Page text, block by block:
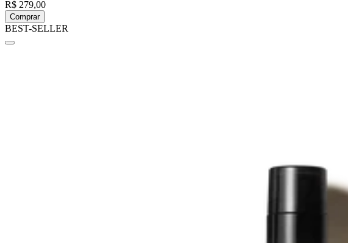
R$ 279,00
Comprar
BEST-SELLER